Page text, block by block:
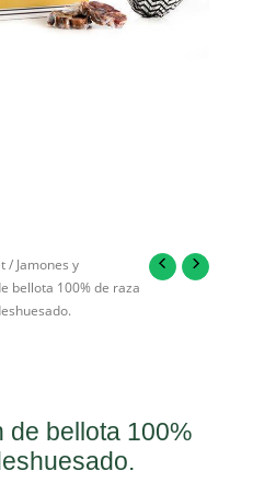
/ Jamones y
bellota 100% de raza
de bellota 100%